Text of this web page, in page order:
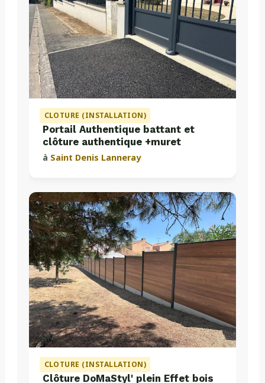
CLOTURE (INSTALLATION)
Portail Authentique battant et
clôture authentique +muret
à Saint Denis Lanneray
CLOTURE (INSTALLATION)
Clôture DoMaStyl' plein Effet bois